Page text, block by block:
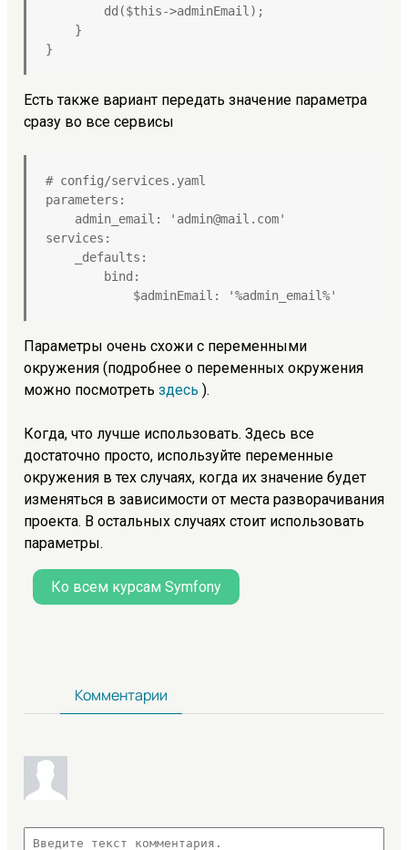
dd($this->adminEmail);
}
}
Есть также вариант передать значение параметра
сразу во все сервисы
# config/services.yaml
parameters:
admin_email: 'admin@mail.com'
services:
_defaults:
bind:
$adminEmail: '%admin_email%'
Параметры очень схожи с переменными
окружения (подробнее о переменных окружения
можно посмотреть здесь ).
Когда, что лучше использовать. Здесь все
достаточно просто, используйте переменные
окружения в тех случаях, когда их значение будет
изменяться в зависимости от места разворачивания
проекта. В остальных случаях стоит использовать
параметры.
Ко всем курсам Symfony
Комментарии